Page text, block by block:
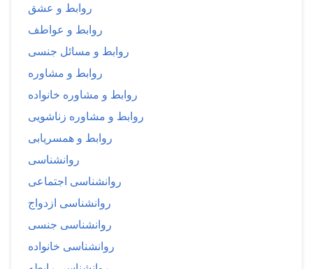
روابط و عشق
روابط و عواطف
روابط و مسائل جنسی
روابط و مشاوره
روابط و مشاوره خانواده
روابط و مشاوره زناشویی
روابط و همسریابی
روانشناسی
روانشناسی اجتماعی
روانشناسی ازدواج
روانشناسی جنسی
روانشناسی خانواده